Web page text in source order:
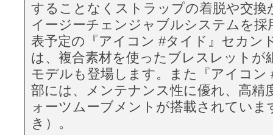
することなくストラップの着脱や交換
イージーチェンジャブルシステムを採
表予定の『アイコン #タイド』セカン
は、複合素材を使ったブレスレットが
モデルも登場します。また『アイコン
部には、メンテナンス性に優れ、高精
ォーツムーブメントが搭載されていま
き）。